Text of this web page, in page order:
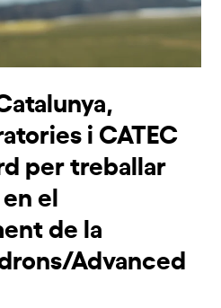
i CATEC
per treballar
el
de la
Advanced